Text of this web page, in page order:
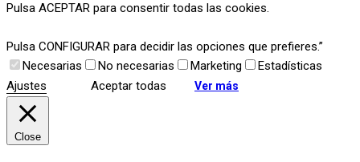
Pulsa ACEPTAR para consentir todas las cookies.
Pulsa CONFIGURAR para decidir las opciones que prefieres.”
Necesarias
No necesarias Marketing
Estadísticas
Ajustes
Aceptar todas Ver más
Close